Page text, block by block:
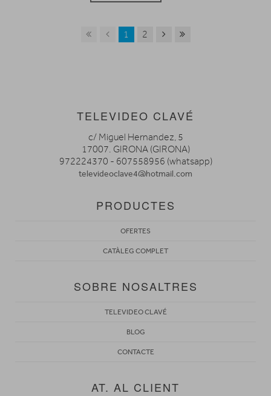
1 2
TELEVIDEO CLAVÉ
c/ Miguel Hernandez, 5
17007. GIRONA (GIRONA)
972224370 - 607558956 (whatsapp)
televideoclave4@hotmail.com
PRODUCTES
OFERTES
CATÀLEG COMPLET
SOBRE NOSALTRES
TELEVIDEO CLAVÉ
BLOG
CONTACTE
AT. AL CLIENT